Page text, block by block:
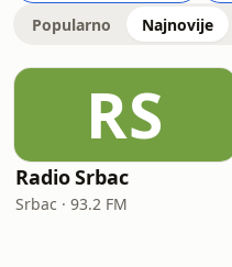
Popularno Najnovije
RS
Radio Srbac
Srbac · 93.2 FM